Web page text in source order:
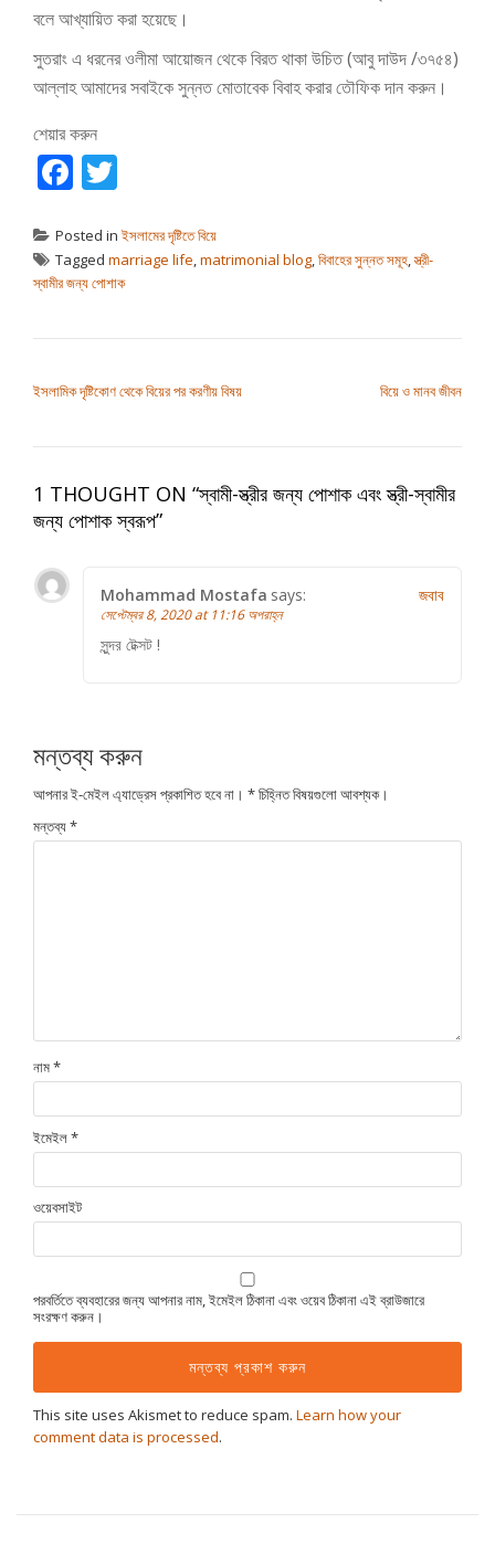
বলে আখ্যায়িত করা হয়েছে।
সুতরাং এ ধরনের ওলীমা আয়োজন থেকে বিরত থাকা উচিত (আবু দাউদ /৩৭৫৪)
আল্লাহ আমাদের সবাইকে সুন্নত মোতাবেক বিবাহ করার তৌফিক দান করুন।
শেয়ার করুন
Facebook
Posted inইসলামের দৃষ্টিতে বিয়ে
Tagged marriage life,matrimonial blog,বিবাহের সুন্নত সমূহ,স্ত্রী-
স্বামীর জন্য পোশাক
ইসলামিক দৃষ্টিকোণ থেকে বিয়ের পর করণীয় বিষয় বিয়ে ও মানব জীবন
1 THOUGHT ON “স্বামী-স্ত্রীর জন্য পোশাক এবং স্ত্রী-স্বামীর
জন্য পোশাক স্বরূপ”
Mohammad Mostafa says:
সেপ্টেম্বর 8, 2020 at 11:16 অপরাহ্ন
সুন্দর টেক্সট !
জবাব
মন্তব্য করুন
আপনার ই-মেইল এ্যাড্রেস প্রকাশিত হবে না। *চিহ্নিত বিষয়গুলো আবশ্যক।
মন্তব্য*
নাম*
ইমেইল*
ওয়েবসাইট
পরবর্তিতে ব্যবহারের জন্য আপনার নাম, ইমেইল ঠিকানা এবং ওয়েব ঠিকানা এই ব্রাউজারে
সংরক্ষণ করুন।
This site uses Akismet to reduce spam. Learn how your
comment data is processed.